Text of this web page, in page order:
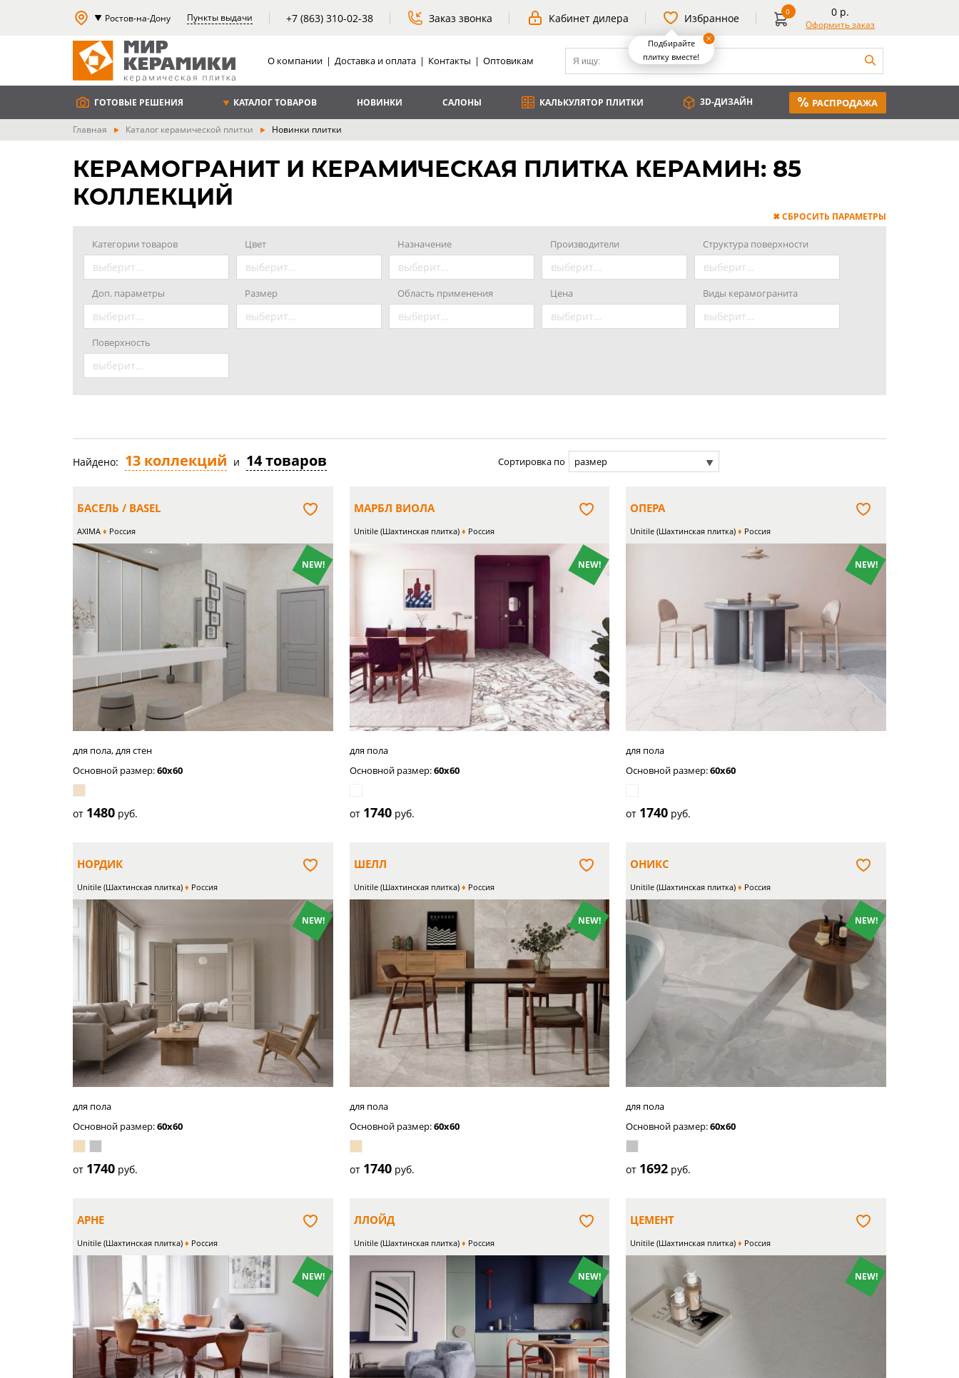
Ростов-на-Дону Пункты выдачи +7 (863) 310-02-38 Заказ звонка Кабинет дилера Избранное
Подбирайте
плитку вместе!
0 0 р.
Оформить заказ
О компании | Доставка и оплата | Контакты | Оптовикам
ГОТОВЫЕ РЕШЕНИЯ КАТАЛОГ ТОВАРОВ НОВИНКИ САЛОНЫ КАЛЬКУЛЯТОР ПЛИТКИ 3D-ДИЗАЙН РАСПРОДАЖА
Главная Каталог керамической плитки Новинки плитки
КЕРАМОГРАНИТ И КЕРАМИЧЕСКАЯ ПЛИТКА КЕРАМИН: 85
КОЛЛЕКЦИЙ
✖ СБРОСИТЬ ПАРАМЕТРЫ
Категории товаров
выберите значение
Цвет
выберите значение
Назначение
выберите значение
Производители
выберите значение
Структура поверхности
выберите значение
Доп. параметры
выберите значение
Размер
выберите значение
Область применения
выберите значение
Цена
выберите значение
Виды керамогранита
выберите значение
Поверхность
выберите значение
Найдено: 13 коллекций и 14 товаров Сортировка по размер
БАСЕЛЬ / BASEL
AXIMA Россия
NEW!
для пола, для стен
Основной размер:60x60
светло-
от 1480 руб.
МАРБЛ ВИОЛА
Unitile (Шахтинская плитка) Россия
NEW!
для пола
Основной размер:60x60
белый
от 1740руб.
ОПЕРА
Unitile (Шахтинская плитка) Россия
NEW!
для пола
Основной размер:60x60
белый
от 1740 руб.
НОРДИК
Unitile (Шахтинская плитка) Россия
NEW!
для пола
Основной размер:60x60
бежевый
светло-
серый
от 1740 руб.
ШЕЛЛ
Unitile (Шахтинская плитка) Россия
NEW!
для пола
Основной размер:60x60
бежевый
от 1740руб.
ОНИКС
Unitile (Шахтинская плитка) Россия
NEW!
для пола
Основной размер:60x60
от 1692 руб.
АРНЕ
Unitile (Шахтинская плитка) Россия
NEW!
ЛЛОЙД
Unitile (Шахтинская плитка) Россия
NEW!
ЦЕМЕНТ
Unitile (Шахтинская плитка) Россия
NEW!